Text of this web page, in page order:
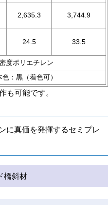
2,635.3 3,744.9
24.5 33.5
度ポリエチレン
色：黒（着色可）
も可能です。
に真価を発揮するセミプレ
橋斜材